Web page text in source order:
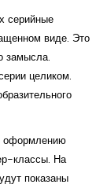
виде. Это
замысла.
целиком.
классы. На
показаны